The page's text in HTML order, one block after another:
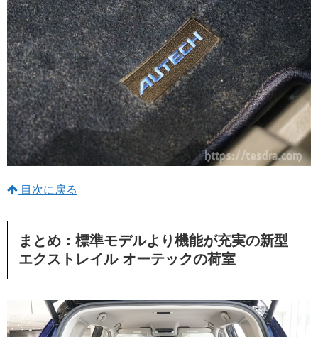
目次に戻る
まとめ：標準モデルより機能が充実の新型
エクストレイル オーテックの荷室